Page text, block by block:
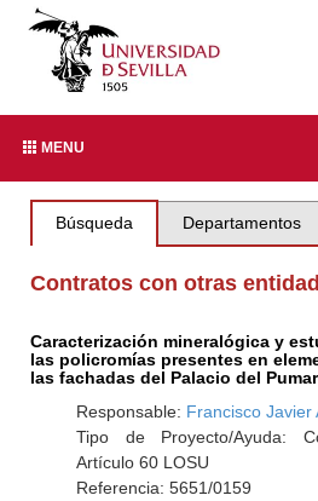
MENU
Búsqueda Departamentos
Contratos con otras
Caracterización mineralógica y
las policromías presentes en
las fachadas del Palacio del
Responsable: Francisco Javier
Tipo de Proyecto/Ayuda:
Artículo 60 LOSU
Referencia: 5651/0159